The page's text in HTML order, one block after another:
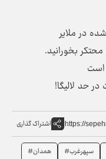
بخورانید.
است
حد لالیگا!
https:// اشتراک گذاری
سپهرغرب#
همدان#